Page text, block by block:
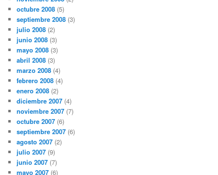
octubre 2008 (5)
septiembre 2008 (3)
julio 2008 (2)
junio 2008 (3)
mayo 2008 (3)
abril 2008 (3)
marzo 2008 (4)
febrero 2008 (4)
enero 2008 (2)
diciembre 2007 (4)
noviembre 2007 (7)
octubre 2007 (6)
septiembre 2007 (6)
agosto 2007 (2)
julio 2007 (9)
junio 2007 (7)
mayo 2007 (6)